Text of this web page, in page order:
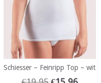
Schiesser – Feinripp Top – wit